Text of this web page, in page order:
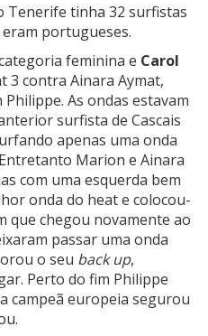
Tenerife tinha 32 surfistas
portugueses.
feminina e Carol
3 contra Ainara Aymat,
As ondas estavam
surfista de Cascais
apenas uma onda
Marion e Ainara
com uma esquerda bem
onda do heat e colocou-
que chegou novamente ao
passar uma onda
o seu back up,
Perto do fim Philippe
campeã europeia segurou